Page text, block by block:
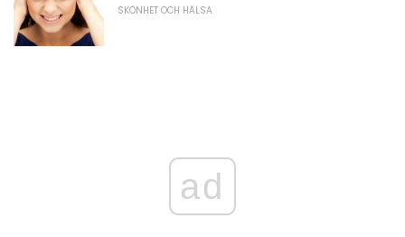
SKÖNHET OCH HÄLSA
ad